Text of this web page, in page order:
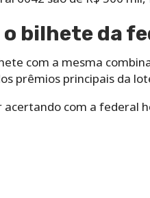
o bilhete da
com a mesma
prêmios principais da
acertando com a federal